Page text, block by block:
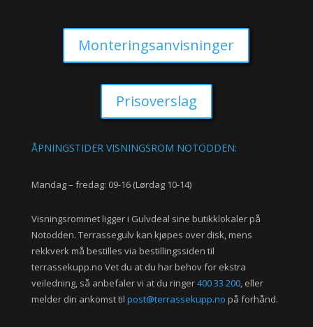
Monteringsanvisninger
Prisoverslag
ÅPNINGSTIDER VISNINGSROM NOTODDEN:
Mandag – fredag: 09-16 (Lørdag 10-14)
Visningsrommet ligger i Gulvdeal sine butikklokaler på
Notodden. Terrassegulv kan kjøpes over disk, mens
rekkverk må bestilles via bestillingssiden til
terrassekupp.no Vet du at du har behov for ekstra
veiledning, så anbefaler vi at du ringer400 33 200, eller
melder din ankomst til post@terrassekupp.no på forhånd.